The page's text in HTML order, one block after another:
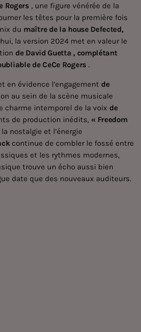
Rogers , une figure vénérée de la
les têtes pour la première fois
du maître de la house Defected,
la version 2024 met en valeur le
de David Guetta , complétant
de CeCe Rogers .
en évidence l’engagement de
au sein de la scène musicale
charme intemporel de la voix de
de production inédits, « Freedom
nostalgie et l’énergie
continue de combler le fossé entre
et les rythmes modernes,
trouve un écho aussi bien
date que des nouveaux auditeurs.